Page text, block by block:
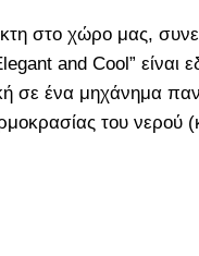
στο χώρο μας,
and Cool” είναι
σε ένα μηχάνημα
του νερού